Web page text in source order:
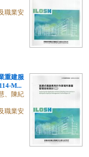
職業安
重建服
M...
、陳紀
職業安